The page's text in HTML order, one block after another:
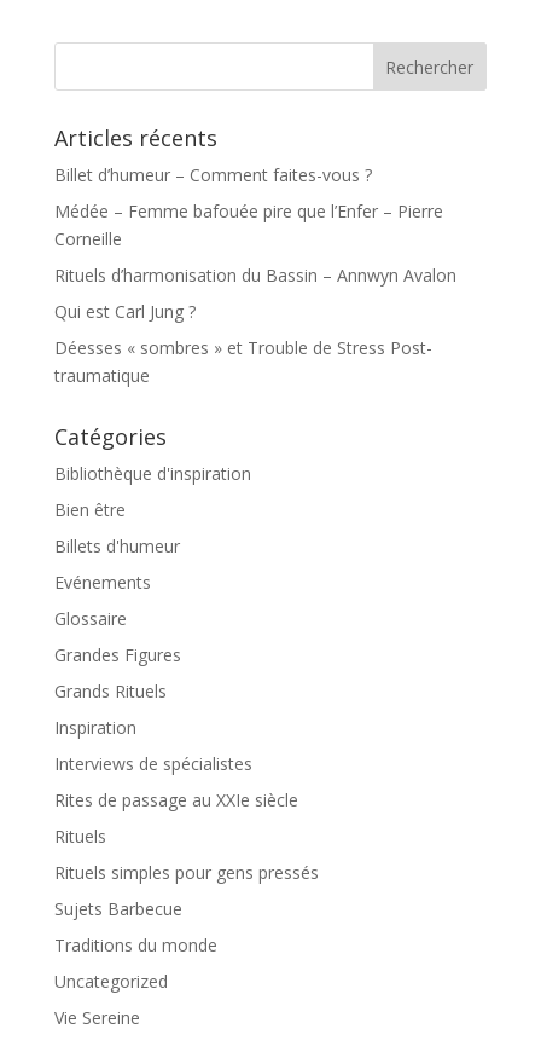
Articles récents
Billet d’humeur – Comment faites-vous ?
Médée – Femme bafouée pire que l’Enfer – Pierre
Corneille
Rituels d’harmonisation du Bassin – Annwyn Avalon
Qui est Carl Jung ?
Déesses « sombres » et Trouble de Stress Post-
traumatique
Catégories
Bibliothèque d'inspiration
Bien être
Billets d'humeur
Evénements
Glossaire
Grandes Figures
Grands Rituels
Inspiration
Interviews de spécialistes
Rites de passage au XXIe siècle
Rituels
Rituels simples pour gens pressés
Sujets Barbecue
Traditions du monde
Uncategorized
Vie Sereine